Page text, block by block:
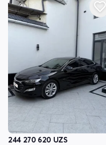
244 270 620 UZS